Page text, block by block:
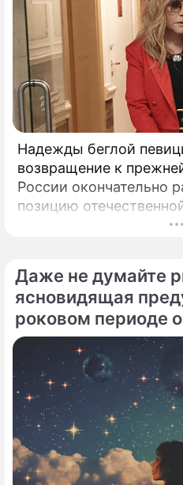
Надежды беглой
возвращение к
России окончательно
позицию
Эпопея вокруг
бескомпромиссный
Даже не думайте
ясновидящая
роковом периоде